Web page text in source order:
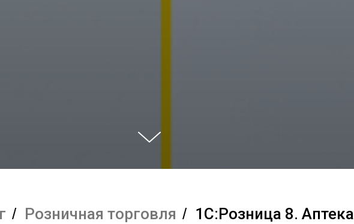
/ Розничная торговля / 1С:Розница 8. Аптека